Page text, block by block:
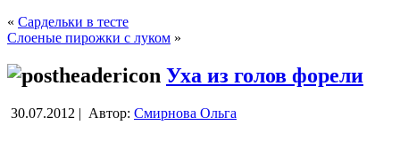
« Сардельки в тесте
Слоеные пирожки с луком »
Уха из голов форели
30.07.2012 | Автор: Смирнова Ольга